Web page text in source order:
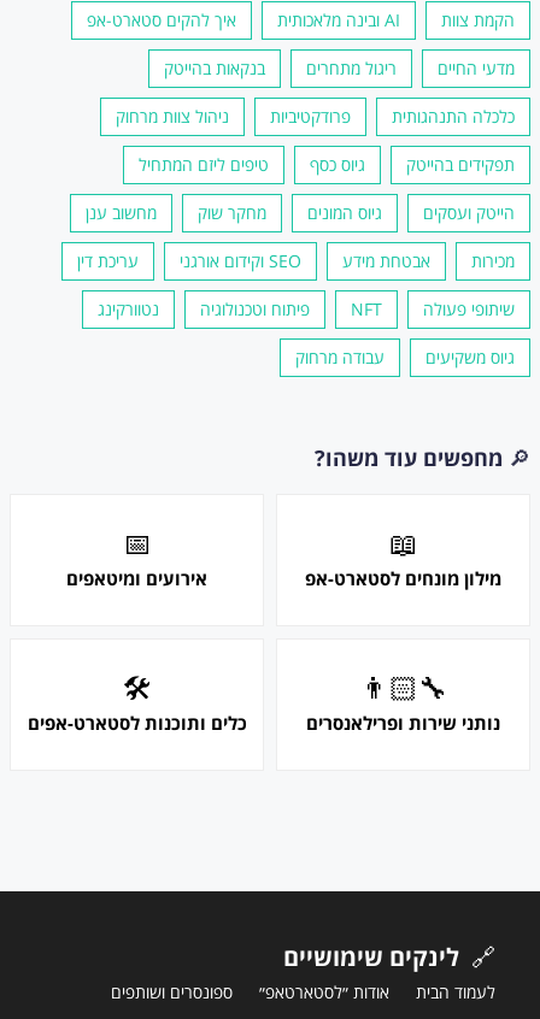
הקמת צוות AI ובינה מלאכותית איך להקים סטארט-אפ
מדעי החיים ריגול מתחרים בנקאות בהייטק
כלכלה התנהגותית פרודקטיביות ניהול צוות מרחוק
תפקידים בהייטק גיוס כסף טיפים ליזם המתחיל
הייטק ועסקים גיוס המונים מחקר שוק מחשוב ענן
מכירות אבטחת מידע SEO וקידום אורגני עריכת דין
שיתופי פעולה NFT פיתוח וטכנולוגיה נטוורקינג
גיוס משקיעים עבודה מרחוק
🔎 מחפשים עוד משהו?
📖
מילון מונחים לסטארט-אפ
📅
אירועים ומיטאפים
👨🏻‍🔧
נותני שירות ופרילאנסרים
🛠
כלים ותוכנות לסטארט-אפים
🔗 לינקים שימושיים
לעמוד הבית אודות ״לסטארטאפ״
ספונסרים ושותפים